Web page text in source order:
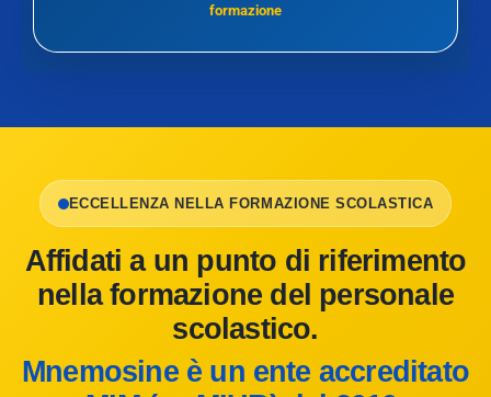
formazione
ECCELLENZA NELLA FORMAZIONE SCOLASTICA
Affidati a un punto di riferimento
nella formazione del personale
scolastico.
Mnemosine è un ente accreditato